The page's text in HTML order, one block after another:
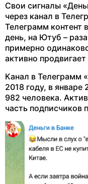
Свои сигналы
через канал в
Телеграмм контент
день, на Ютуб –
примерно
активно
Канал в Телеграмм
2018 году, в январе
982 человека.
часть подписчиков